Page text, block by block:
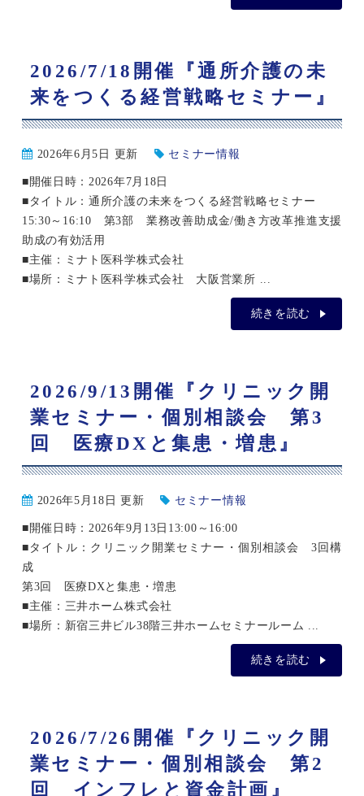
2026/7/18開催『通所介護の未
来をつくる経営戦略セミナー』
2026年6月5日 更新 セミナー情報
■開催日時：2026年7月18日
■タイトル：通所介護の未来をつくる経営戦略セミナー
15:30～16:10 第3部 業務改善助成金/働き方改革推進支援
助成の有効活用
■主催：ミナト医科学株式会社
■場所：ミナト医科学株式会社 大阪営業所 ...
続きを読む
2026/9/13開催『クリニック開
業セミナー・個別相談会 第3
回 医療DXと集患・増患』
2026年5月18日 更新 セミナー情報
■開催日時：2026年9月13日13:00～16:00
■タイトル：クリニック開業セミナー・個別相談会 3回構
成
第3回 医療DXと集患・増患
■主催：三井ホーム株式会社
■場所：新宿三井ビル38階三井ホームセミナールーム ...
続きを読む
2026/7/26開催『クリニック開
業セミナー・個別相談会 第2
回 インフレと資金計画』